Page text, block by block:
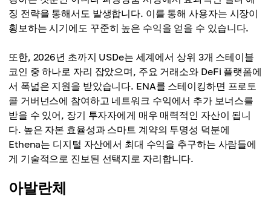
징 전략을 통해서도 발생합니다. 이를 통해 사용자는 시장이
횡보하는 시기에도 꾸준히 높은 수익을 얻을 수 있습니다.
또한, 2026년 초까지 USDe는 세계에서 상위 3개 스테이블
코인 중 하나로 자리 잡았으며, 주요 거래소와 DeFi 플랫폼에
서 폭넓은 지원을 받았습니다. ENA를 스테이킹하면 프로토
콜 거버넌스에 참여하고 네트워크 수익에서 추가 보너스를
받을 수 있어, 장기 투자자에게 매우 매력적인 자산이 됩니
다. 높은 자본 효율성과 스마트 계약의 투명성 덕분에
Ethena는 디지털 자산에서 최대 수익을 추구하는 사람들에
게 기술적으로 진보된 선택지로 자리합니다.
아발란체